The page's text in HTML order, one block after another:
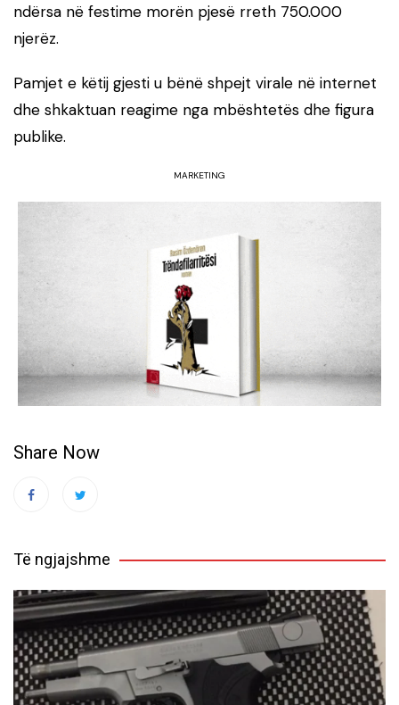
ndërsa në festime morën pjesë rreth 750.000
njerëz.
Pamjet e këtij gjesti u bënë shpejt virale në internet
dhe shkaktuan reagime nga mbështetës dhe figura
publike.
MARKETING
Share Now
Të ngjajshme